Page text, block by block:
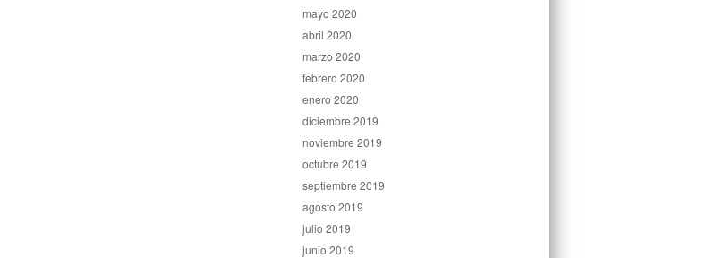
mayo 2020
abril 2020
marzo 2020
febrero 2020
enero 2020
diciembre 2019
noviembre 2019
octubre 2019
septiembre 2019
agosto 2019
julio 2019
junio 2019